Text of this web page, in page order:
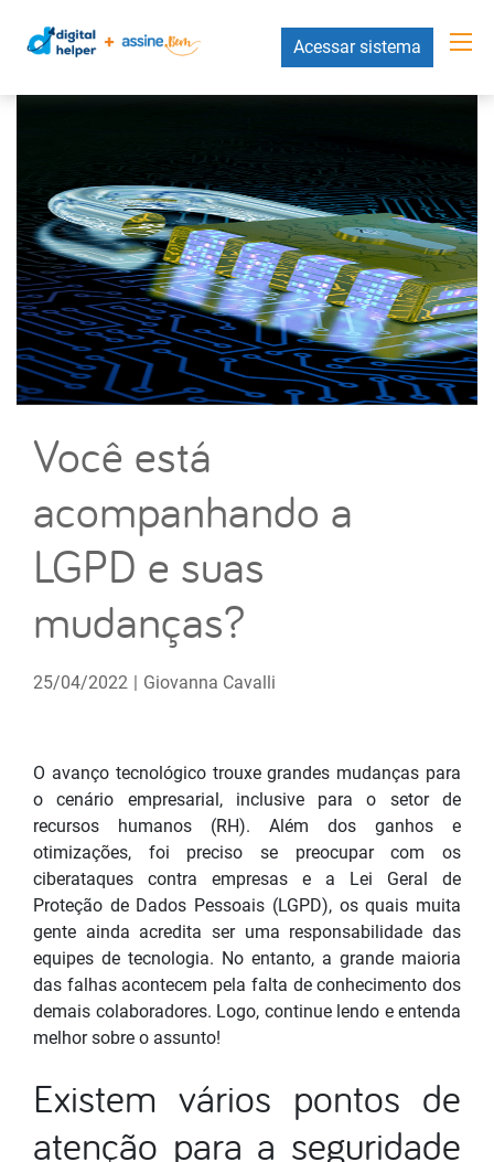
Acessar sistema
Você está
acompanhando a
LGPD e suas
mudanças?
25/04/2022 | Giovanna Cavalli
O avanço tecnológico trouxe grandes mudanças para
o cenário empresarial, inclusive para o setor de
recursos humanos (RH). Além dos ganhos e
otimizações, foi preciso se preocupar com os
ciberataques contra empresas e a Lei Geral de
Proteção de Dados Pessoais (LGPD), os quais muita
gente ainda acredita ser uma responsabilidade das
equipes de tecnologia. No entanto, a grande maioria
das falhas acontecem pela falta de conhecimento dos
demais colaboradores. Logo, continue lendo e entenda
melhor sobre o assunto!
Existem vários pontos de
atenção para a seguridade